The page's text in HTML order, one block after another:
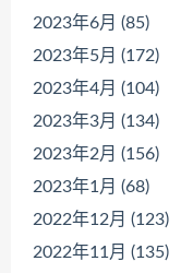
2023年6月 (85)
2023年5月 (172)
2023年4月 (104)
2023年3月 (134)
2023年2月 (156)
2023年1月 (68)
2022年12月 (123)
2022年11月 (135)